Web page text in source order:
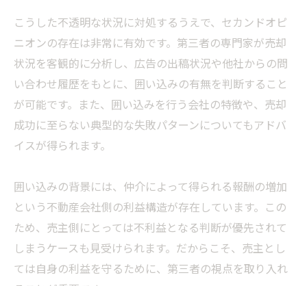
こうした不透明な状況に対処するうえで、セカンドオピ
ニオンの存在は非常に有効です。第三者の専門家が売却
状況を客観的に分析し、広告の出稿状況や他社からの問
い合わせ履歴をもとに、囲い込みの有無を判断すること
が可能です。また、囲い込みを行う会社の特徴や、売却
成功に至らない典型的な失敗パターンについてもアドバ
イスが得られます。
囲い込みの背景には、仲介によって得られる報酬の増加
という不動産会社側の利益構造が存在しています。この
ため、売主側にとっては不利益となる判断が優先されて
しまうケースも見受けられます。だからこそ、売主とし
ては自身の利益を守るために、第三者の視点を取り入れ